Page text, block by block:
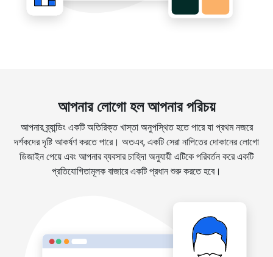
আপনার লোগো হল আপনার পরিচয়
আপনার ব্র্যান্ডিং একটি অতিরিক্ত খাস্তা অনুপস্থিত হতে পারে যা প্রথম নজরে
দর্শকদের দৃষ্টি আকর্ষণ করতে পারে। অতএব, একটি সেরা নাপিতের দোকানের লোগো
ডিজাইন পেয়ে এবং আপনার ব্যবসার চাহিদা অনুযায়ী এটিকে পরিবর্তন করে একটি
প্রতিযোগিতামূলক বাজারে একটি প্রধান শুরু করতে হবে।